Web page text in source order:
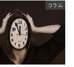
コラム